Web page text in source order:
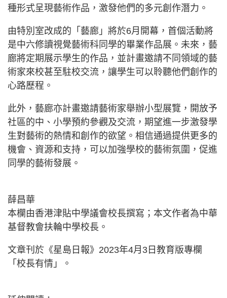
種形式呈現藝術作品，激發他們的多元創作潛力。
由特別室改成的「藝廊」將於6月開幕，首個活動將
是中六修讀視覺藝術科同學的畢業作品展。未來，藝
廊將定期展示學生的作品，並計畫邀請不同領域的藝
術家來校甚至駐校交流，讓學生可以聆聽他們創作的
心路歷程。
此外，藝廊亦計畫邀請藝術家舉辦小型展覽，開放予
社區的中、小學預約參觀及交流，期望進一步激發學
生對藝術的熱情和創作的欲望。相信通過提供更多的
機會、資源和支持，可以加強學校的藝術氛圍，促進
同學的藝術發展。
薛昌華
本欄由香港津貼中學議會校長撰寫；本文作者為中華
基督教會扶輪中學校長。
文章刊於《星島日報》2023年4月3日教育版專欄
「校長有情」。